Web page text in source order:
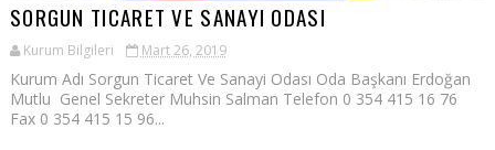
SORGUN TICARET VE SANAYI ODASI
Kurum Bilgileri Mart 26, 2019
Kurum Adı Sorgun Ticaret Ve Sanayi Odası Oda Başkanı Erdoğan
Mutlu Genel Sekreter Muhsin Salman Telefon 0 354 415 16 76
Fax 0 354 415 15 96...